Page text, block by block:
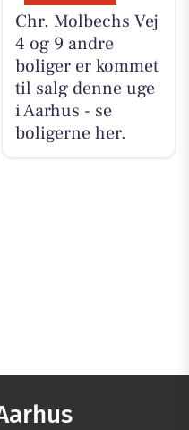
Chr. Molbechs Vej
4 og 9 andre
boliger er kommet
til salg denne uge
i Aarhus - se
boligerne her.